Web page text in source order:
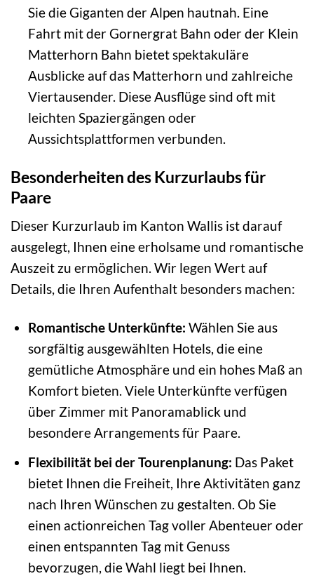
Sie die Giganten der Alpen hautnah. Eine
Fahrt mit der Gornergrat Bahn oder der Klein
Matterhorn Bahn bietet spektakuläre
Ausblicke auf das Matterhorn und zahlreiche
Viertausender. Diese Ausflüge sind oft mit
leichten Spaziergängen oder
Aussichtsplattformen verbunden.
Besonderheiten des Kurzurlaubs für
Paare
Dieser Kurzurlaub im Kanton Wallis ist darauf
ausgelegt, Ihnen eine erholsame und romantische
Auszeit zu ermöglichen. Wir legen Wert auf
Details, die Ihren Aufenthalt besonders machen:
Romantische Unterkünfte: Wählen Sie aus
sorgfältig ausgewählten Hotels, die eine
gemütliche Atmosphäre und ein hohes Maß an
Komfort bieten. Viele Unterkünfte verfügen
über Zimmer mit Panoramablick und
besondere Arrangements für Paare.
Flexibilität bei der Tourenplanung: Das Paket
bietet Ihnen die Freiheit, Ihre Aktivitäten ganz
nach Ihren Wünschen zu gestalten. Ob Sie
einen actionreichen Tag voller Abenteuer oder
einen entspannten Tag mit Genuss
bevorzugen, die Wahl liegt bei Ihnen.